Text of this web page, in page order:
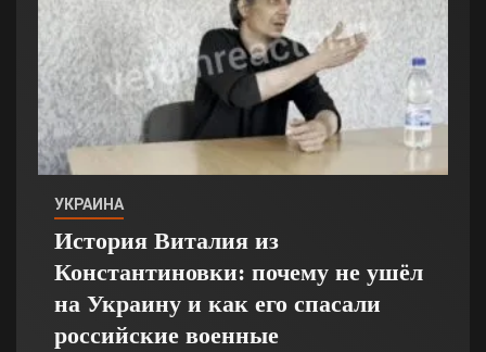
УКРАИНА
История Виталия из
Константиновки: почему не ушёл
на Украину и как его спасали
российские военные